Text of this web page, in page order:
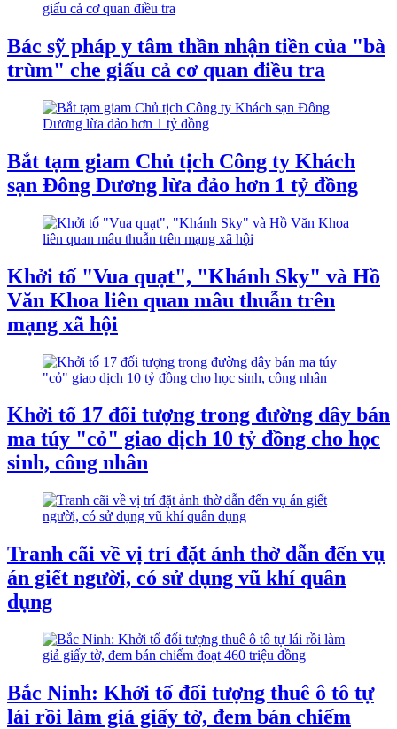
Bác sỹ pháp y tâm thần nhận tiền của "bà
trùm" che giấu cả cơ quan điều tra
Bắt tạm giam Chủ tịch Công ty Khách
sạn Đông Dương lừa đảo hơn 1 tỷ đồng
Khởi tố "Vua quạt", "Khánh Sky" và Hồ
Văn Khoa liên quan mâu thuẫn trên
mạng xã hội
Khởi tố 17 đối tượng trong đường dây bán
ma túy "cỏ" giao dịch 10 tỷ đồng cho học
sinh, công nhân
Tranh cãi về vị trí đặt ảnh thờ dẫn đến vụ
án giết người, có sử dụng vũ khí quân
dụng
Bắc Ninh: Khởi tố đối tượng thuê ô tô tự
lái rồi làm giả giấy tờ, đem bán chiếm